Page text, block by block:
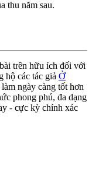
thu năm sau.
trên hữu ích đối với
hộ các tác giả Ở
ngày càng tốt hơn
phong phú, đa dạng
- cực kỳ chính xác